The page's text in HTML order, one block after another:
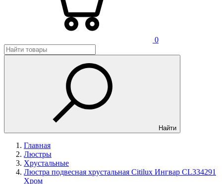
0
Найти
Главная
Люстры
Хрустальные
Люстра подвесная хрустальная Citilux Ингвар CL334291
Хром